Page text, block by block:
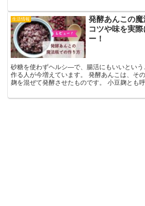
生活情報
発酵あんこの魔
コツや味を実
ー！
砂糖を使わずヘルシ―で、腸活にもいいという
作る人が今増えています。 発酵あんこは、そ
麹を混ぜて発酵させたものです。 小豆麹とも